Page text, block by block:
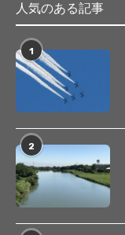
人気のある記事
1
2